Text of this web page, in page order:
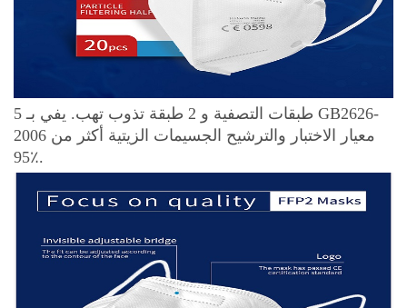
5 طبقات التصفية و 2 طبقة تذوب تهب. يفي بـ GB2626-
2006 معيار الاختبار والترشيح الجسيمات الزيتية أكثر من
95٪.